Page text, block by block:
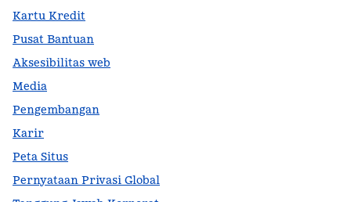
Kartu Kredit
Pusat Bantuan
Aksesibilitas web
Media
Pengembangan
Karir
Peta Situs
Pernyataan Privasi Global